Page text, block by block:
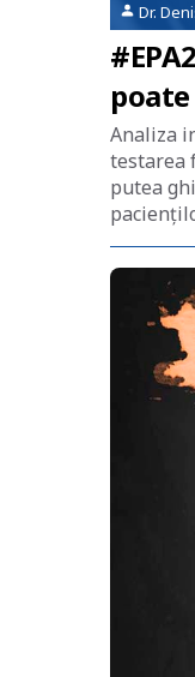
Dr.
Analiza
testarea
putea